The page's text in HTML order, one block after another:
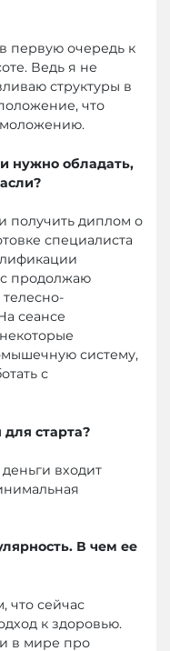
первую очередь к
Ведь я не
структуры в
что
нужно обладать,
получить диплом о
специалиста
продолжаю
сеансе
мышечную систему,
с
старта?
входит
В чем ее
что сейчас
к здоровью.
в мире про